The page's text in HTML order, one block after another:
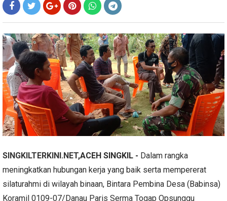
SINGKILTERKINI.NET,ACEH SINGKIL - Dalam rangka
meningkatkan hubungan kerja yang baik serta mempererat
silaturahmi di wilayah binaan, Bintara Pembina Desa (Babinsa)
Koramil 0109-07/Danau Paris Serma Togap Opsunggu